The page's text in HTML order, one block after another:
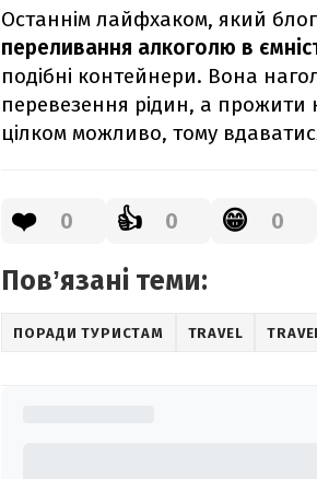
Останнім лайфхаком, який
переливання алкоголю в
подібні контейнери. Вона
перевезення рідин, а прожити
цілком можливо, тому
❤️ 0 👍 0 😁 0
Повʼязані теми:
ПОРАДИ ТУРИСТАМ TRAVEL